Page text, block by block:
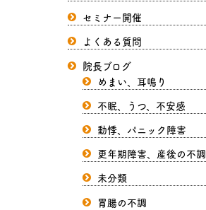
セミナー開催
よくある質問
院長ブログ
めまい、耳鳴り
不眠、うつ、不安感
動悸、パニック障害
更年期障害、産後の不調
未分類
胃腸の不調